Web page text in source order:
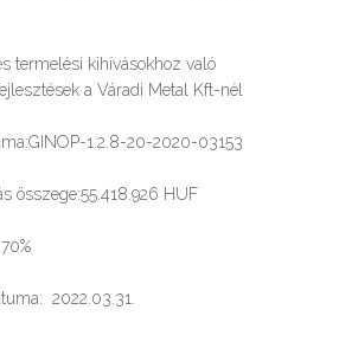
termelési kihívásokhoz való
a Váradi Metal Kft-nél
1.2.8-20-2020-03153
összege:55.418.926 HUF
2022.03.31.